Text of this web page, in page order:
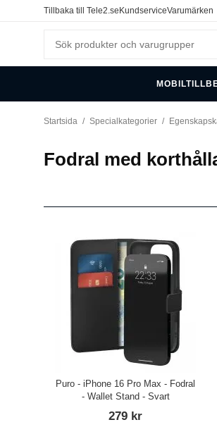
Tillbaka till Tele2.seKundserviceVarumärken
Startsida / Specialkategorier /
Fodral med
Puro - iPhone 16 Pro Max - Fodral
- Wallet Stand - Svart
279 kr